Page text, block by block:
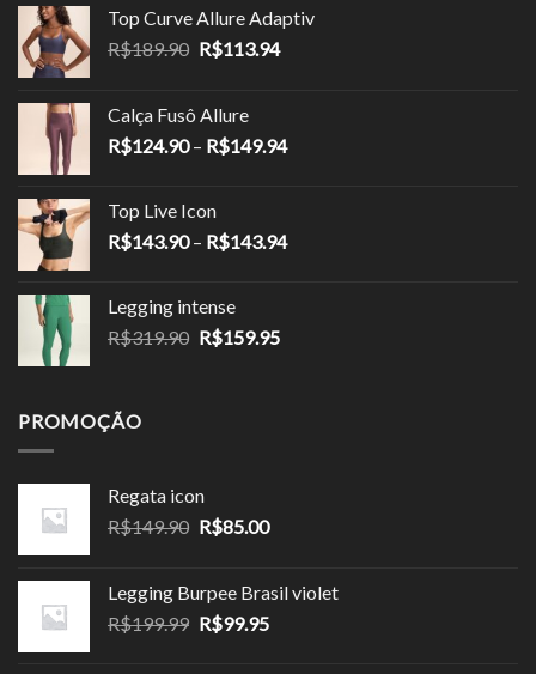
Top Curve Allure Adaptiv
R$189.90 O
era:
R$189.90.
R$113.94O
R$113.94.
Calça Fusô Allure
R$124.90 – R$149.94Faixa
através
Top Live Icon
R$143.90 – R$143.94Faixa
Legging intense
R$319.90 O
R$159.95O
PROMOÇÃO
Regata icon
R$149.90 O
era:
R$149.90.
R$85.00O
é:
R$85.00.
Legging Burpee Brasil violet
R$199.99 O
R$99.95O